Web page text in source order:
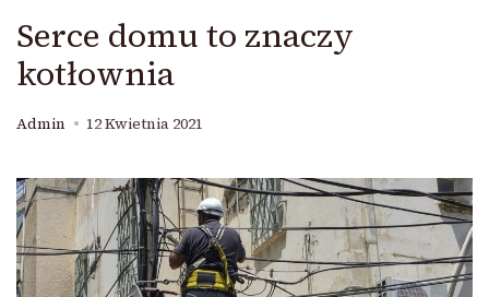
Serce domu to znaczy
kotłownia
Admin 12 Kwietnia 2021